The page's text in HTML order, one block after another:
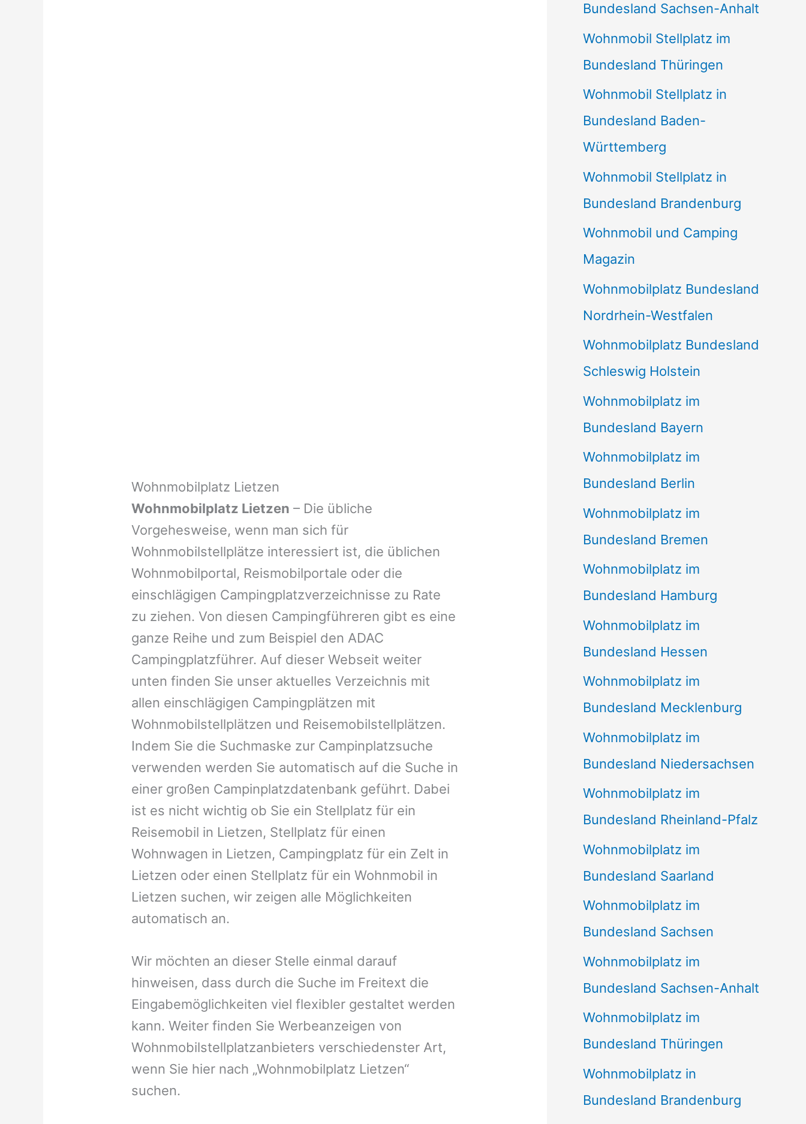
Wohnmobilplatz Lietzen
Wohnmobilplatz Lietzen – Die übliche
Vorgehesweise, wenn man sich für
Wohnmobilstellplätze interessiert ist, die üblichen
Wohnmobilportal, Reismobilportale oder die
einschlägigen Campingplatzverzeichnisse zu Rate
zu ziehen. Von diesen Campingführeren gibt es eine
ganze Reihe und zum Beispiel den ADAC
Campingplatzführer. Auf dieser Webseit weiter
unten finden Sie unser aktuelles Verzeichnis mit
allen einschlägigen Campingplätzen mit
Wohnmobilstellplätzen und Reisemobilstellplätzen.
Indem Sie die Suchmaske zur Campinplatzsuche
verwenden werden Sie automatisch auf die Suche in
einer großen Campinplatzdatenbank geführt. Dabei
ist es nicht wichtig ob Sie ein Stellplatz für ein
Reisemobil in Lietzen, Stellplatz für einen
Wohnwagen in Lietzen, Campingplatz für ein Zelt in
Lietzen oder einen Stellplatz für ein Wohnmobil in
Lietzen suchen, wir zeigen alle Möglichkeiten
automatisch an.
Wir möchten an dieser Stelle einmal darauf
hinweisen, dass durch die Suche im Freitext die
Eingabemöglichkeiten viel flexibler gestaltet werden
kann. Weiter finden Sie Werbeanzeigen von
Wohnmobilstellplatzanbieters verschiedenster Art,
wenn Sie hier nach „Wohnmobilplatz Lietzen“
suchen.
Bundesland Sachsen-Anhalt
Wohnmobil Stellplatz im
Bundesland Thüringen
Wohnmobil Stellplatz in
Bundesland Baden-
Württemberg
Wohnmobil Stellplatz in
Bundesland Brandenburg
Wohnmobil und Camping
Magazin
Wohnmobilplatz Bundesland
Nordrhein-Westfalen
Wohnmobilplatz Bundesland
Schleswig Holstein
Wohnmobilplatz im
Bundesland Bayern
Wohnmobilplatz im
Bundesland Berlin
Wohnmobilplatz im
Bundesland Bremen
Wohnmobilplatz im
Bundesland Hamburg
Wohnmobilplatz im
Bundesland Hessen
Wohnmobilplatz im
Bundesland Mecklenburg
Wohnmobilplatz im
Bundesland Niedersachsen
Wohnmobilplatz im
Bundesland Rheinland-Pfalz
Wohnmobilplatz im
Bundesland Saarland
Wohnmobilplatz im
Bundesland Sachsen
Wohnmobilplatz im
Bundesland Sachsen-Anhalt
Wohnmobilplatz im
Bundesland Thüringen
Wohnmobilplatz in
Bundesland Brandenburg